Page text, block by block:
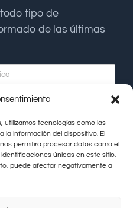
utilizamos tecnologías como las
información del dispositivo. El
permitirá procesar datos como el
únicas en este sitio.
puede afectar negativamente a
tipo de
de las últimas